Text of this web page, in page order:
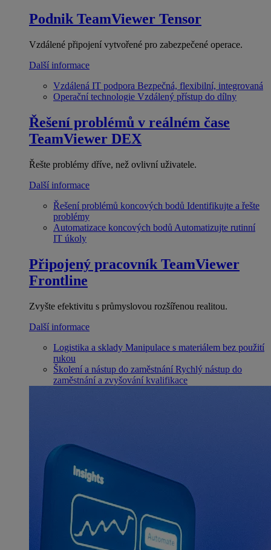
Podnik TeamViewer Tensor
Vzdálené připojení vytvořené pro zabezpečené operace.
Další informace
Vzdálená IT podpora Bezpečná, flexibilní, integrovaná
Operační technologie Vzdálený přístup do dílny
Řešení problémů v reálném čase
TeamViewer DEX
Řešte problémy dříve, než ovlivní uživatele.
Další informace
Řešení problémů koncových bodů Identifikujte a řešte
problémy
Automatizace koncových bodů Automatizujte rutinní
IT úkoly
Připojený pracovník TeamViewer
Frontline
Zvyšte efektivitu s průmyslovou rozšířenou realitou.
Další informace
Logistika a sklady Manipulace s materiálem bez použití
rukou
Školení a nástup do zaměstnání Rychlý nástup do
zaměstnání a zvyšování kvalifikace